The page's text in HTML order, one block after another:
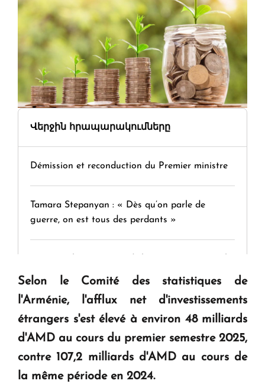
Վերջին հրապարակումները
Démission et reconduction du Premier ministre
Tamara Stepanyan : « Dès qu’on parle de
guerre, on est tous des perdants »
question d'un référendum ne se pose pas. "
KASA : 30 ans d'audace, de résilience et d'avenir
en Arménie
ouvrira ses portes à Dilijan
Selon le Comité des statistiques de
l'Arménie, l'afflux net d'investissements
étrangers s'est élevé à environ 48 milliards
d'AMD au cours du premier semestre 2025,
contre 107,2 milliards d'AMD au cours de
la même période en 2024.